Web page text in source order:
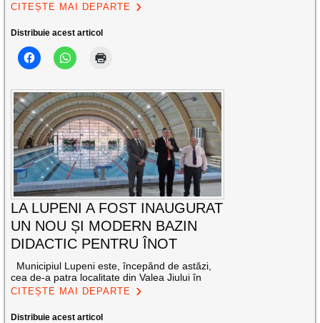
CITEȘTE MAI DEPARTE
Distribuie acest articol
LA LUPENI A FOST INAUGURAT
UN NOU ȘI MODERN BAZIN
DIDACTIC PENTRU ÎNOT
Municipiul Lupeni este, începând de astăzi,
cea de-a patra localitate din Valea Jiului în
CITEȘTE MAI DEPARTE
Distribuie acest articol